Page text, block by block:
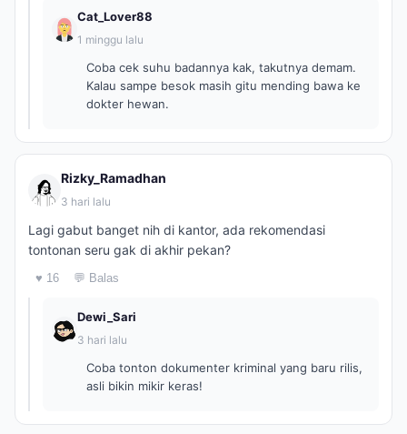
Cat_Lover88
1 minggu lalu
Coba cek suhu badannya kak, takutnya demam.
Kalau sampe besok masih gitu mending bawa ke
dokter hewan.
Rizky_Ramadhan
3 hari lalu
Lagi gabut banget nih di kantor, ada rekomendasi
tontonan seru gak di akhir pekan?
♥ 16 💬 Balas
Dewi_Sari
3 hari lalu
Coba tonton dokumenter kriminal yang baru rilis,
asli bikin mikir keras!